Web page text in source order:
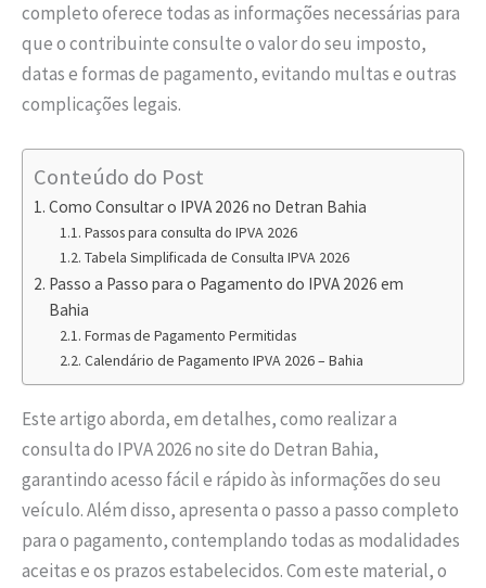
completo oferece todas as informações necessárias para
que o contribuinte consulte o valor do seu imposto,
datas e formas de pagamento, evitando multas e outras
complicações legais.
Conteúdo do Post
Como Consultar o IPVA 2026 no Detran Bahia
Passos para consulta do IPVA 2026
Tabela Simplificada de Consulta IPVA 2026
Passo a Passo para o Pagamento do IPVA 2026 em
Bahia
Formas de Pagamento Permitidas
Calendário de Pagamento IPVA 2026 – Bahia
Este artigo aborda, em detalhes, como realizar a
consulta do IPVA 2026 no site do Detran Bahia,
garantindo acesso fácil e rápido às informações do seu
veículo. Além disso, apresenta o passo a passo completo
para o pagamento, contemplando todas as modalidades
aceitas e os prazos estabelecidos. Com este material, o